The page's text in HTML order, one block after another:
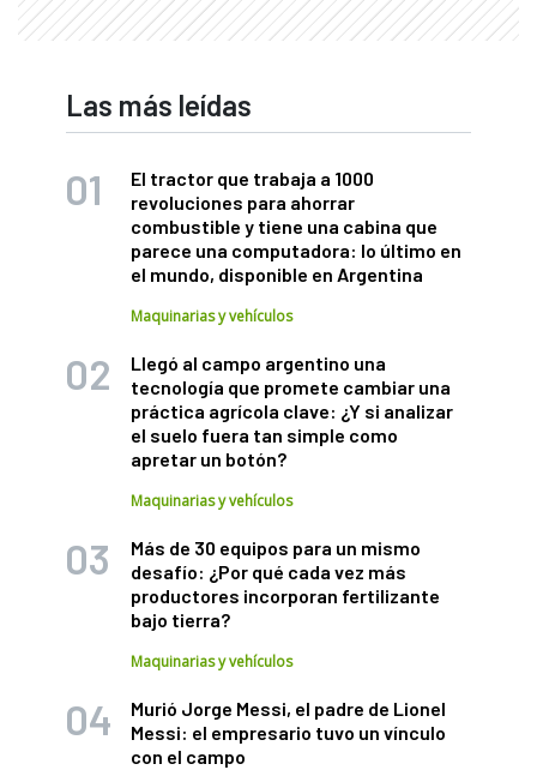
Las más leídas
El tractor que trabaja a 1000
revoluciones para ahorrar
combustible y tiene una cabina que
parece una computadora: lo último en
el mundo, disponible en Argentina
Maquinarias y vehículos
Llegó al campo argentino una
tecnología que promete cambiar una
práctica agrícola clave: ¿Y si analizar
el suelo fuera tan simple como
apretar un botón?
Maquinarias y vehículos
Más de 30 equipos para un mismo
desafío: ¿Por qué cada vez más
productores incorporan fertilizante
bajo tierra?
Maquinarias y vehículos
Murió Jorge Messi, el padre de Lionel
Messi: el empresario tuvo un vínculo
con el campo